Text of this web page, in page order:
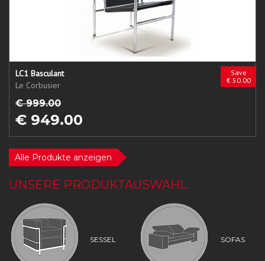
Save
€ 50.00
LC1 Basculant
Le Corbusier
€ 999.00
€ 949.00
Alle Produkte anzeigen
UNSERE PRODUKTAUSWAHL
SESSEL SOFAS